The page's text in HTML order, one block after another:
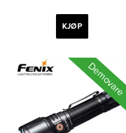
var:
895 kr.
er:
KJØP
Demovare